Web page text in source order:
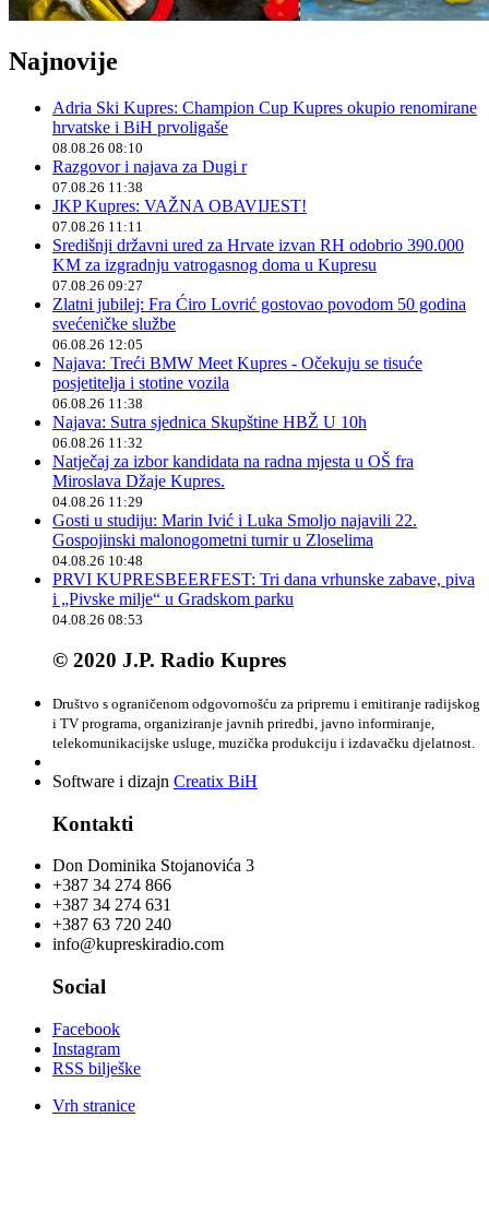
Najnovije
Adria Ski Kupres: Champion Cup Kupres okupio renomirane
hrvatske i BiH prvoligaše
08.08.26 08:10
Razgovor i najava za Dugi r
07.08.26 11:38
JKP Kupres: VAŽNA OBAVIJEST!
07.08.26 11:11
Središnji državni ured za Hrvate izvan RH odobrio 390.000
KM za izgradnju vatrogasnog doma u Kupresu
07.08.26 09:27
Zlatni jubilej: Fra Ćiro Lovrić gostovao povodom 50 godina
svećeničke službe
06.08.26 12:05
Najava: Treći BMW Meet Kupres - Očekuju se tisuće
posjetitelja i stotine vozila
06.08.26 11:38
Najava: Sutra sjednica Skupštine HBŽ U 10h
06.08.26 11:32
Natječaj za izbor kandidata na radna mjesta u OŠ fra
Miroslava Džaje Kupres.
04.08.26 11:29
Gosti u studiju: Marin Ivić i Luka Smoljo najavili 22.
Gospojinski malonogometni turnir u Zloselima
04.08.26 10:48
PRVI KUPRESBEERFEST: Tri dana vrhunske zabave, piva
i „Pivske milje“ u Gradskom parku
04.08.26 08:53
© 2020 J.P. Radio Kupres
Društvo s ograničenom odgovornošću za pripremu i emitiranje radijskog
i TV programa, organiziranje javnih priredbi, javno informiranje,
telekomunikacijske usluge, muzička produkciju i izdavačku djelatnost.
Software i dizajn Creatix BiH
Kontakti
Don Dominika Stojanovića 3
+387 34 274 866
+387 34 274 631
+387 63 720 240
info@kupreskiradio.com
Social
Facebook
Instagram
RSS bilješke
Vrh stranice